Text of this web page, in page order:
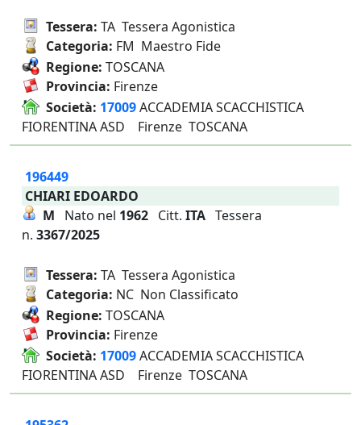
Tessera: TA Tessera Agonistica
Categoria: FM Maestro Fide
Regione: TOSCANA
Provincia: Firenze
Società: 17009ACCADEMIA SCACCHISTICA
FIORENTINA ASD Firenze TOSCANA
196449
CHIARI EDOARDO
M Nato nel 1962 Citt. ITA Tessera
n. 3367/2025
Tessera: TA Tessera Agonistica
Categoria: NC Non Classificato
Regione: TOSCANA
Provincia: Firenze
Società: 17009ACCADEMIA SCACCHISTICA
FIORENTINA ASD Firenze TOSCANA